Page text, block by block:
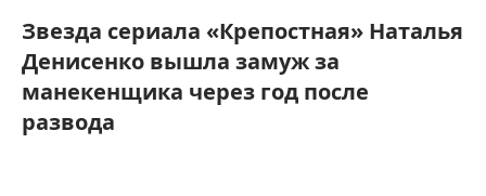
Звезда сериала «Крепостная» Наталья
Денисенко вышла замуж за
манекенщика через год после
развода